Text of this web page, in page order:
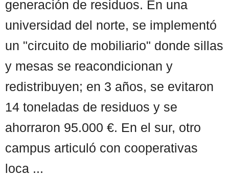
generación de residuos. En una
universidad del norte, se implementó
un "circuito de mobiliario" donde sillas
y mesas se reacondicionan y
redistribuyen; en 3 años, se evitaron
14 toneladas de residuos y se
ahorraron 95.000 €. En el sur, otro
campus articuló con cooperativas
loca ...